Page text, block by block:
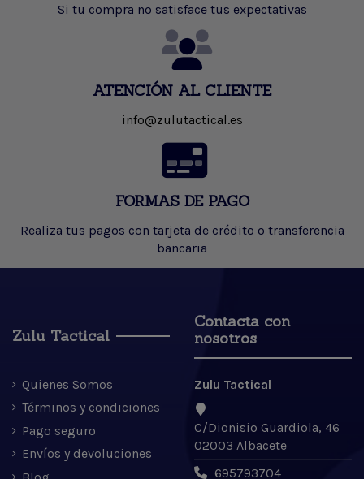
Si tu compra no satisface tus expectativas
ATENCIÓN AL CLIENTE
info@zulutactical.es
FORMAS DE PAGO
Realiza tus pagos con tarjeta de crédito o transferencia
bancaria
Zulu Tactical
Quienes Somos
Términos y condiciones
Pago seguro
Envíos y devoluciones
Contacta con
nosotros
Zulu Tactical
C/Dionisio Guardiola, 46
02003 Albacete
695793704